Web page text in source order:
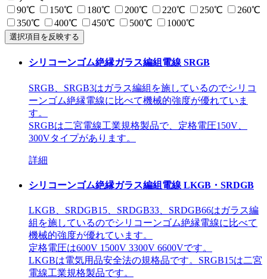
90℃
150℃ 180℃ 200℃ 220℃ 250℃
260℃
350℃
400℃ 450℃ 500℃ 1000℃
選択項目を反映する
シリコーンゴム絶縁ガラス編組電線 SRGB
SRGB、SRGB3はガラス編組を施しているのでシリコ
ーンゴム絶縁電線に比べて機械的強度が優れていま
す。
SRGBは二宮電線工業規格製品で、定格電圧150V、
300Vタイプがあります。
詳細
シリコーンゴム絶縁ガラス編組電線 LKGB・SRDGB
LKGB、SRDGB15、SRDGB33、SRDGB66はガラス編
組を施しているのでシリコーンゴム絶縁電線に比べて
機械的強度が優れています。
定格電圧は600V 1500V 3300V 6600Vです。
LKGBは電気用品安全法の規格品です。SRGB15は二宮
電線工業規格製品です。